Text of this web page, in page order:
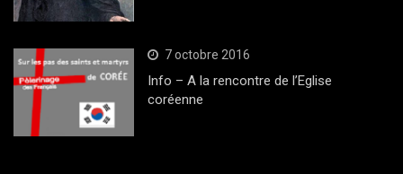
7 octobre 2016
Info – A la rencontre de l’Eglise
coréenne